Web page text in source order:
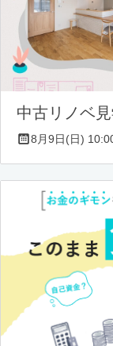
中古リノベ
8月9日(日)